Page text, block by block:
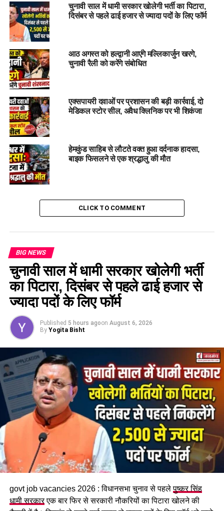
सरकारी वाहन भी चलता नजर आया। मामला सामने आते ही सोशल मीडिया
पर इसकी तस्वीरें और वीडियो तेजी से वायरल होने लगे, जिसके बाद मंत्री
को ट्रोलिंग का सामना करना पड़ रहा है।
पूरे मामले को लेकर सामने आई मंत्री जी की
मामले में मंत्री गणेश जोशी ने सफाई भी दी है। उन्होंने कहा कि पीएम मोदी ने
पेट्रोलियम पदार्थों की बचत की अपील की थी। इसके साथ ही सीएम धामी
स्टाफ की स्कूटी से घर जाने का फैसला किया। ताकि लोगों तक पेट्रोल
बचत का संदेश जा सके।
मंत्री ने एसएसपी से किया जुर्माना लगाने का
अनुरोध
लेकिन बाद में उन्हें पता चला कि जिस स्कूटी से वो घर पहुंचे उसका इंश्योरेंस
और प्रदूषण की अवधि दोनों ही समाप्त हो चुके थे। उन्होंने कहा कि उनके
द्वारा एसएसपी को पत्र दिया गया है जिसमें स्टाफ की स्कूटी के कारण जो भी
नियम टूटे हैं उन पर जुर्माना लगाने के लिए अनुरोध किया गया है।
चुनावी साल में धामी सरकार खोलेगी भर्ती का पिटारा,
दिसंबर से पहले ढाई हजार से ज्यादा पदों के लिए फॉर्म
आठ अगस्त को हल्द्वानी आएंगे मल्लिकार्जुन खरगे,
चुनावी रैली को करेंगे संबोधित
एक्सपायरी दवाओं पर प्रशासन की बड़ी कार्रवाई, दो
मेडिकल स्टोर सील, अवैध क्लिनिक पर भी शिकंजा
हेमकुंड साहिब से लौटते वक्त हुआ दर्दनाक हादसा,
बाइक फिसलने से एक श्रद्धालु की मौत
CLICK TO COMMENT
BIG NEWS
चुनावी साल में धामी सरकार खोलेगी भर्ती
का पिटारा, दिसंबर से पहले ढाई हजार से
ज्यादा पदों के लिए फॉर्म
Published 5 hours agoon August 6, 2026
By Yogita Bisht
govt job vacancies 2026 : विधानसभा चुनाव से पहलेपुष्कर सिंह
धामी सरकारएक बार फिर से सरकारी नौकरियों का पिटारा खोलने की